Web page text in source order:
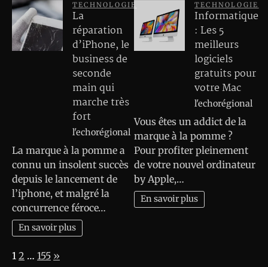
TECHNOLOGIE
La
réparation
d’iPhone, le
business de
seconde
main qui
marche très
fort
l'echorégional
La marque à la pomme a
connu un insolent succès
depuis le lancement de
l’iphone, et malgré la
concurrence féroce…
En savoir plus
TECHNOLOGIE
Informatique
: Les 5
meilleurs
logiciels
gratuits pour
votre Mac
l'echorégional
Vous êtes un addict de la
marque à la pomme ?
Pour profiter pleinement
de votre nouvel ordinateur
by Apple,…
En savoir plus
Page:
1 2 … 155 Next
»